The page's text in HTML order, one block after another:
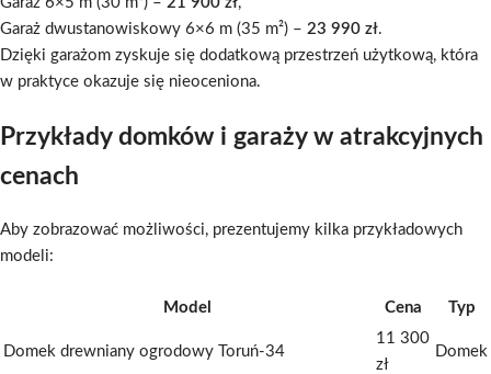
Garaż dwustanowiskowy 6×6 m (35 m²) – 23 990 zł.
Dzięki garażom zyskuje się dodatkową przestrzeń użytkową, która
w praktyce okazuje się nieoceniona.
Przykłady domków i garaży w atrakcyjnych
cenach
Aby zobrazować możliwości, prezentujemy kilka przykładowych
modeli:
Model Cena Typ
Domek drewniany ogrodowy Toruń-34
11 300
zł
Domek